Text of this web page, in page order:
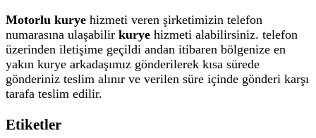
Motorlu kurye hizmeti veren şirketimizin telefon
numarasına ulaşabilir kurye hizmeti alabilirsiniz. telefon
üzerinden iletişime geçildi andan itibaren bölgenize en
yakın kurye arkadaşımız gönderilerek kısa sürede
gönderiniz teslim alınır ve verilen süre içinde gönderi karşı
tarafa teslim edilir.
Etiketler